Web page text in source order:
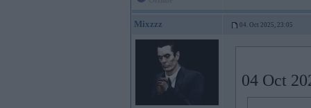
Mixzzz 04. Oct 2025, 23:05
04 Oct